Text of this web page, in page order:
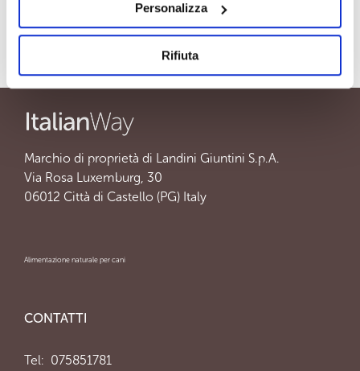
Personalizza
Rifiuta
Formati disponibili
Marchio di proprietà di Landini Giuntini S.p.A.
Via Rosa Luxemburg, 30
06012 Città di Castello (PG) Italy
Alimentazione naturale per cani
CONTATTI
Tel: 075851781